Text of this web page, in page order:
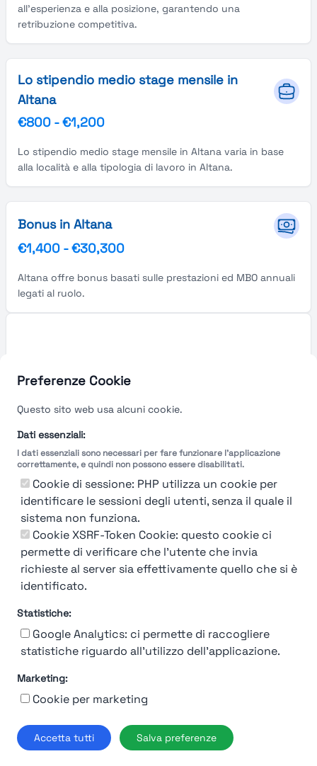
Preferenze Cookie
Questo sito web usa alcuni cookie.
Dati essenziali:
I dati essenziali sono necessari per fare funzionare l'applicazione
correttamente, e quindi non possono essere disabilitati.
Cookie di sessione: PHP utilizza un cookie per
identificare le sessioni degli utenti, senza il quale il
sistema non funziona.
Cookie XSRF-Token Cookie: questo cookie ci
permette di verificare che l'utente che invia
richieste al server sia effettivamente quello che si è
identificato.
Statistiche:
Google Analytics: ci permette di raccogliere
statistiche riguardo all'utilizzo dell'applicazione.
Marketing:
Cookie per marketing
Accetta tutti Salva preferenze
all'esperienza e alla posizione, garantendo una
retribuzione competitiva.
Lo stipendio medio stage mensile in
Altana
€800 -€1,200
Lo stipendio medio stage mensile in Altana varia in base
alla località e alla tipologia di lavoro in Altana.
Bonus in Altana
€1,400 -€30,300
Altana offre bonus basati sulle prestazioni ed MBO annuali
legati al ruolo.
You're Not logged in
LoginorIscrivitiper vedere
Termini e Condizioni
© 2019-2026 Stupendio. Tutti i diritti riservati | Smarteris S.r.l. P.IVA
02659750992 | Capitale Sociale € 2.550 i.v.